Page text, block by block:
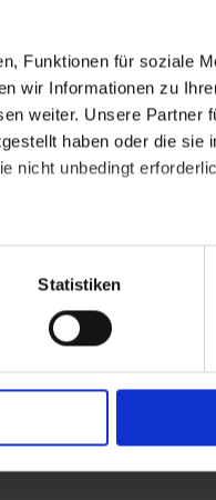
Funktionen für soziale
wir Informationen zu
weiter. Unsere Partner
haben oder die sie
nicht unbedingt
ausgeschlossen ist,
Wir weisen unter
kein angemessenes
gegen staatliche
Statistiken